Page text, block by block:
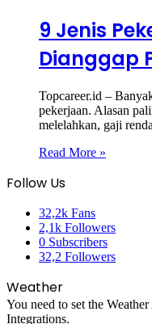
9 Jenis
Dianggap
Topcareer.id –
pekerjaan. Alasan
melelahkan, gaji
Read More »
Follow Us
32,2k Fans
2,1k Followers
0 Subscribers
32,2 Followers
Weather
You need to set the
Integrations.